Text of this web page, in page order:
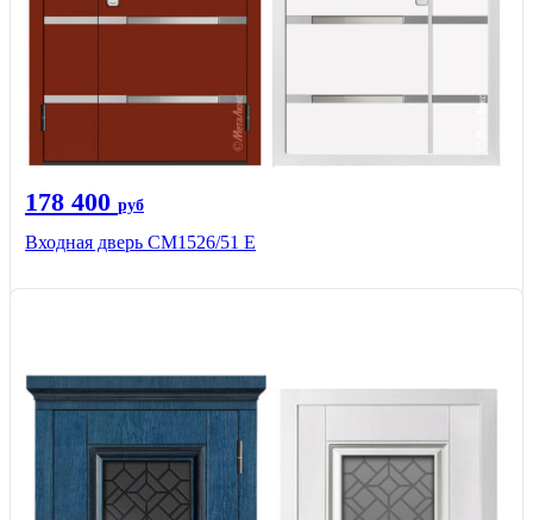
178 400 руб
Входная дверь CМ1526/51 Е